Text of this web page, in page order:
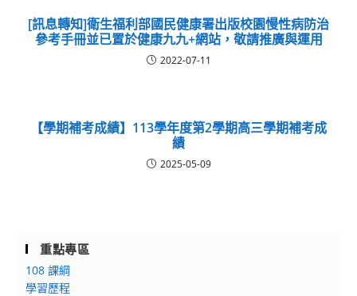
[訊息轉知]衛生福利部國民健康署出版校園慢性病防治
參考手冊並已置於健康九九+網站，敬請推廣與運用
2022-07-11
【學期補考成績】113學年度第2學期高三學期補考成
績
2025-05-09
重點專區
108 課綱
學習歷程